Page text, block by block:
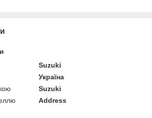
Suzuki
Україна
Suzuki
Address